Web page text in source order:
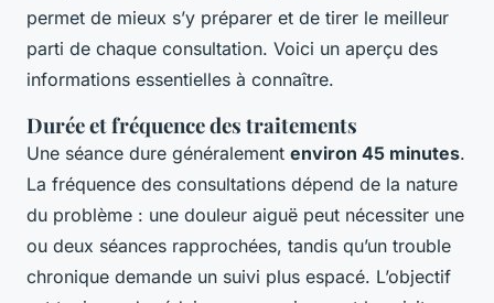
permet de mieux s’y préparer et de tirer le meilleur
parti de chaque consultation. Voici un aperçu des
informations essentielles à connaître.
Durée et fréquence des traitements
Une séance dure généralement environ 45 minutes.
La fréquence des consultations dépend de la nature
du problème : une douleur aiguë peut nécessiter une
ou deux séances rapprochées, tandis qu’un trouble
chronique demande un suivi plus espacé. L’objectif